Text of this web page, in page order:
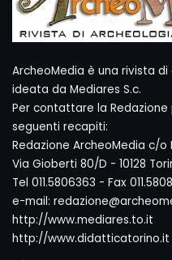
ArcheoMedia è una rivista
ideata da Mediares S.c.
Per contattare la
seguenti recapiti:
Redazione ArcheoMedia c/o
Via Gioberti 80/D - 10128
Tel 011.5806363 - Fax
e-mail:
http://www.mediares.to.it
http://www.didatticatorino.it